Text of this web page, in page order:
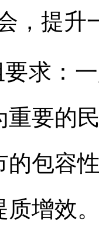
，提升
求：
重要的
的包容
质增效